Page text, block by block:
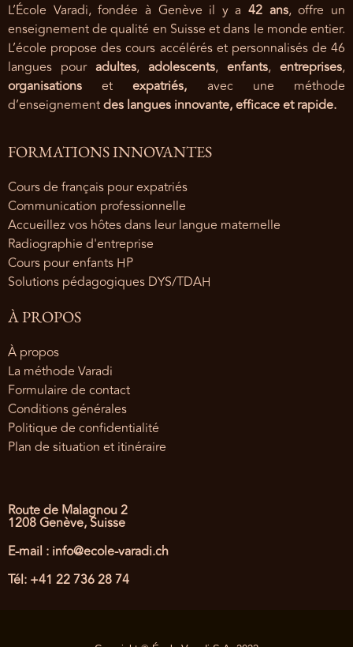
L’École Varadi, fondée à Genève il y a42 ans, offre un
enseignement de qualité en Suisse et dans le monde entier.
L’école propose des cours accélérés et personnalisés de 46
langues pour adultes, adolescents, enfants, entreprises,
organisations etexpatriés, avec une méthode
d’enseignementdes langues innovante, efficace et rapide.
FORMATIONS INNOVANTES
Cours de français pour expatriés
Communication professionnelle
Accueillez vos hôtes dans leur langue maternelle
Radiographie d'entreprise
Cours pour enfants HP
Solutions pédagogiques DYS/TDAH
À PROPOS
À propos
La méthode Varadi
Formulaire de contact
Conditions générales
Politique de confidentialité
Plan de situation et itinéraire
Route de Malagnou 2
1208 Genève, Suisse
E-mail : info@ecole-varadi.ch
Tél: +41 22 736 28 74